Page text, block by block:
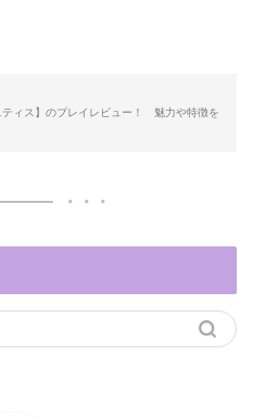
ティス】のプレイレビュー！ 魅力や特徴を